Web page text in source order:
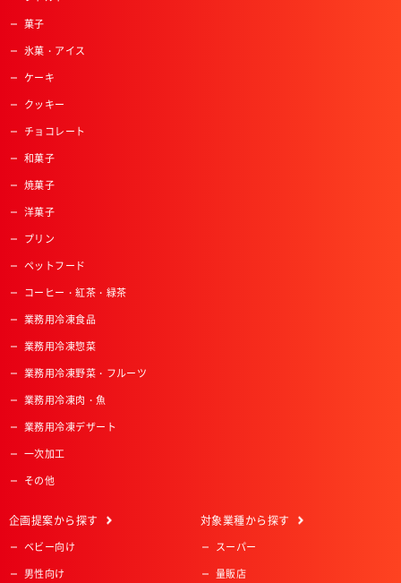
菓子
氷菓・アイス
ケーキ
クッキー
チョコレート
和菓子
焼菓子
洋菓子
プリン
ペットフード
コーヒー・紅茶・緑茶
業務用冷凍食品
業務用冷凍惣菜
業務用冷凍野菜・フルーツ
業務用冷凍肉・魚
業務用冷凍デザート
一次加工
その他
企画提案から探す
ベビー向け
男性向け
対象業種から探す
スーパー
量販店